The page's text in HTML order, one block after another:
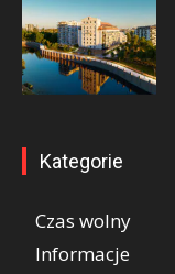
Kategorie
Czas wolny
Informacje